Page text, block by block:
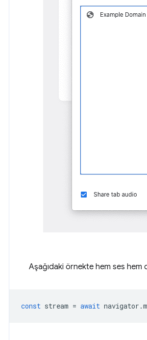
Aşağıdaki örnekte hem ses hem
const stream = await navigator .